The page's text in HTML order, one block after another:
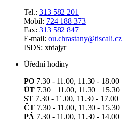
Tel.: 313 582 201
Mobil: 724 188 373
Fax: 313 582 847
E-mail: ou.chrastany@tiscali.cz
ISDS: xtdajyr
Úřední hodiny
PO 7.30 - 11.00, 11.30 - 18.00
ÚT 7.30 - 11.00, 11.30 - 15.30
ST 7.30 - 11.00, 11.30 - 17.00
ČT 7.30 - 11.00, 11.30 - 15.30
PÁ 7.30 - 11.00, 11.30 - 14.00